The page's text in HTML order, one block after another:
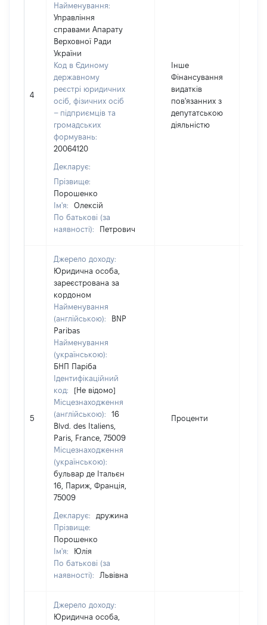
4
Найменування:
Управління
справами Апарату
Верховної Ради
України
Код в Єдиному
державному
реєстрі юридичних
осіб, фізичних осіб
– підприємців та
громадських
формувань:
20064120
Декларує:
Прізвище:
Порошенко
Ім'я:
Олексій
По батькові (за
наявності):
Петрович
Інше
Фінансування
видатків
пов'язанних з
депутатською
діяльністю
5
Джерело доходу:
Юридична особа,
зареєстрована за
кордоном
Найменування
(англійською):
BNP
Paribas
Найменування
(українською):
БНП Паріба
Ідентифікаційний
код:
[Не відомо]
Місцезнаходження
(англійською):
16
Blvd. des Italiens,
Paris, France, 75009
Місцезнаходження
(українською):
бульвар де Італьєн
16, Париж, Франція,
75009
Декларує:
дружина
Прізвище:
Порошенко
Ім'я:
Юлія
По батькові (за
наявності):
Львівна
Проценти
Джерело доходу:
Юридична особа,